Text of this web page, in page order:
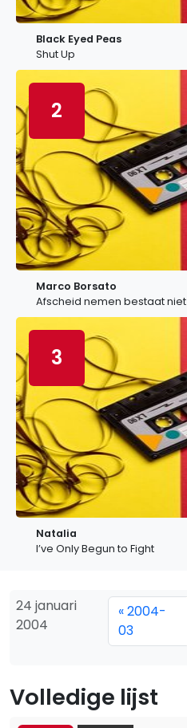
Black Eyed Peas
Shut Up
2
Marco Borsato
Afscheid nemen bestaat niet
3
Natalia
I’ve Only Begun to Fight
24 januari
2004
« 2004-
03
Volledige lijst